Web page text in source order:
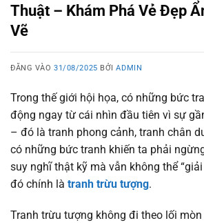
Thuật – Khám Phá Vẻ Đẹp
Vẽ
ĐĂNG VÀO31/08/2025 BỞIADMIN
Trong thế giới hội họa, có những bức
động ngay từ cái nhìn đầu tiên vì sự
– đó là tranh phong cảnh, tranh chân
có những bức tranh khiến ta phải
suy nghĩ thật kỹ mà vẫn không thể
đó chính là tranh trừu tượng.
Tranh trừu tượng không đi theo lối